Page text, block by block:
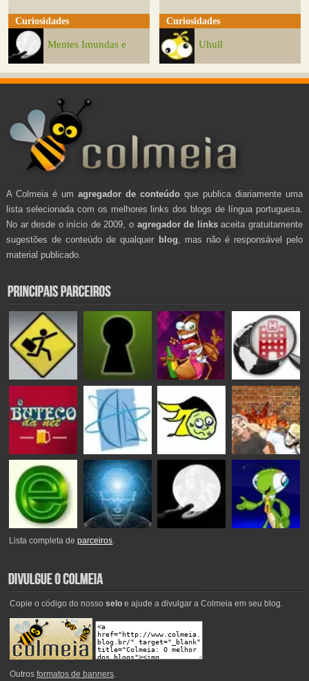
Curiosidades
Mentes Imundas e
Curiosidades
Uhull
A Colmeia é um agregador de conteúdo que publica diariamente uma
lista selecionada com os melhores links dos blogs de língua portuguesa.
No ar desde o início de 2009, o agregador de linksaceita gratuitamente
sugestões de conteúdo de qualquer blog , mas não é responsável pelo
material publicado.
Lista completa deparceiros.
Copie o código do nosso seloe ajude a divulgar a Colmeia em seu blog.
Outros formatos de banners.